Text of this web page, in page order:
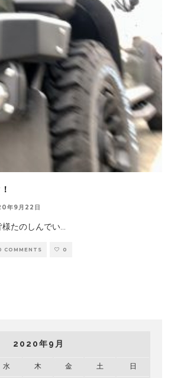
年9月22日
たのしんでい...
COMMENTS 0
2020年9月
水 木 金 土 日